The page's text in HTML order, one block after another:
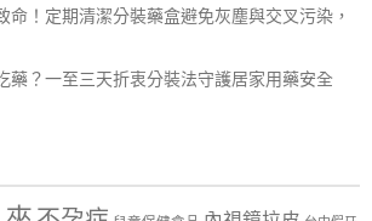
命！定期清潔分裝藥盒避免灰塵與交叉污染，
藥？一至三天折衷分裝法守護居家用藥安全